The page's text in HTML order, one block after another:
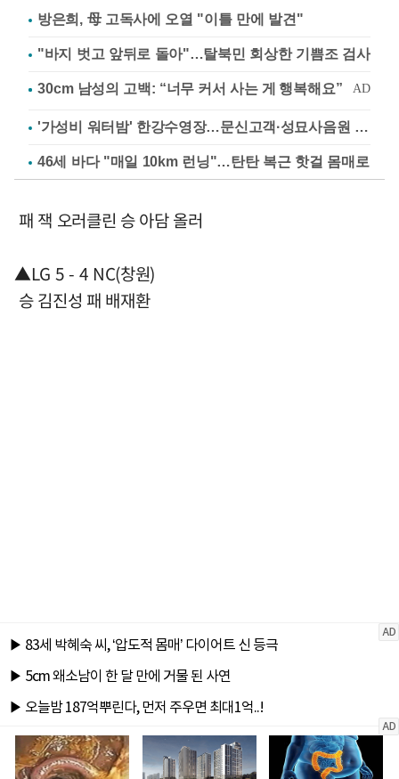
방은희, 母 고독사에 오열 "이틀 만에 발견"
"바지 벗고 앞뒤로 돌아"…탈북민 회상한 기쁨조 검사
'가성비 워터밤' 한강수영장…문신고객·성묘사음원 민원
46세 바다 "매일 10km 런닝"…탄탄 복근 핫걸 몸매로
패 잭 오러클린 승 아담 올러
▲LG 5 - 4 NC(창원)
승 김진성 패 배재환